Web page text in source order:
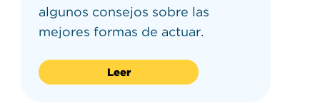
algunos consejos sobre las
mejores formas de actuar.
Leer